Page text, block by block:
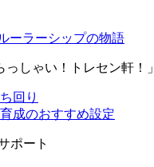
ーラーシップの物語
っしゃい！トレセン軒！」
回り
成のおすすめ設定
ポート